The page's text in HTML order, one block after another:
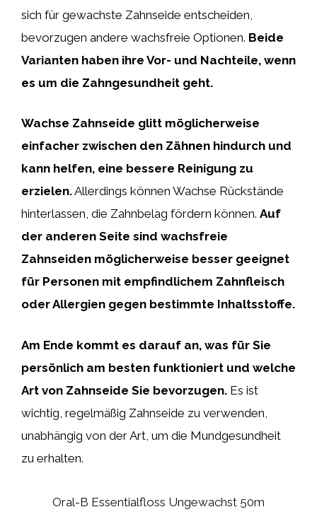
sich für gewachste Zahnseide entscheiden,
bevorzugen andere wachsfreie Optionen. Beide
Varianten haben ihre Vor- und Nachteile, wenn
es um die Zahngesundheit geht.
Wachse Zahnseide glitt möglicherweise
einfacher zwischen den Zähnen hindurch und
kann helfen, eine bessere Reinigung zu
erzielen.Allerdings können Wachse Rückstände
hinterlassen, die Zahnbelag fördern können. Auf
der anderen Seite sind wachsfreie
Zahnseiden möglicherweise besser geeignet
für Personen mit empfindlichem Zahnfleisch
oder Allergien gegen bestimmte Inhaltsstoffe.
Am Ende kommt es darauf an, was für Sie
persönlich am besten funktioniert und welche
Art von Zahnseide Sie bevorzugen. Es ist
wichtig, regelmäßig Zahnseide zu verwenden,
unabhängig von der Art, um die Mundgesundheit
zu erhalten.
Oral-B Essentialfloss Ungewachst 50m